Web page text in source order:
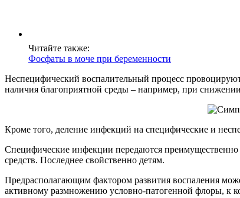
Читайте также:
Фосфаты в моче при беременности
Неспецифический воспалительный процесс
наличия благоприятной среды – например, при
Кроме того, деление инфекций на специфические и
Специфические инфекции передаются
средств. Последнее свойственно детям.
Предрасполагающим фактором развития воспаления
активному размножению условно-патогенной флоры, к